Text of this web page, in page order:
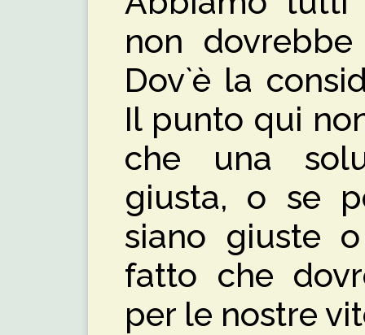
non
Dov`è la
Il punto qui
che una
giusta, o se
siano giuste
fatto che
per le nostre